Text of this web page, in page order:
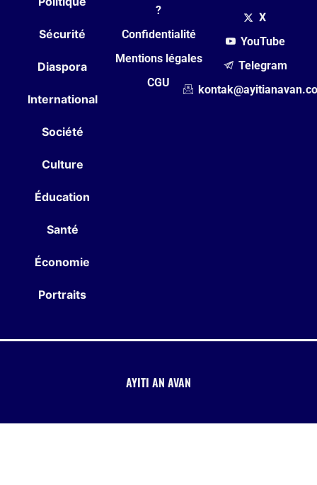
Sécurité
Diaspora
International
Société
Culture
Éducation
Santé
Économie
Portraits
?
Confidentialité
Mentions légales
CGU
X
YouTube
Telegram
AYITI AN AVAN